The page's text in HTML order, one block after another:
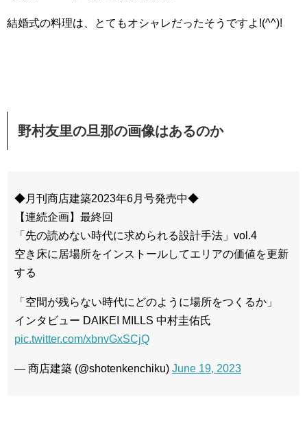
結婚式の料理は、とてもオシャレだったそうですよ!(^^)!
野村友里の旦那の画像はあるのか
◆月刊商店建築2023年6月号発売中◆
【連続企画】最終回
「先の読めない時代に求められる設計手法」vol.4
空き床に居場所をインストールしてエリアの価値を更新
する
「空間が残らない時代にどのように場所をつくるか」
インタビュー DAIKEI MILLS 中村圭佑氏
pic.twitter.com/xbnvGxSCjQ
— 商店建築 (@shotenkenchiku) June 19, 2023